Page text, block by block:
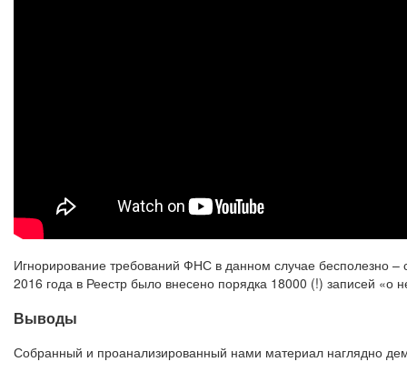
Игнорирование требований ФНС в данном случае бесполезно
2016 года в Реестр было внесено порядка 18000 (!) записей «о
Выводы
Собранный и проанализированный нами материал наглядно